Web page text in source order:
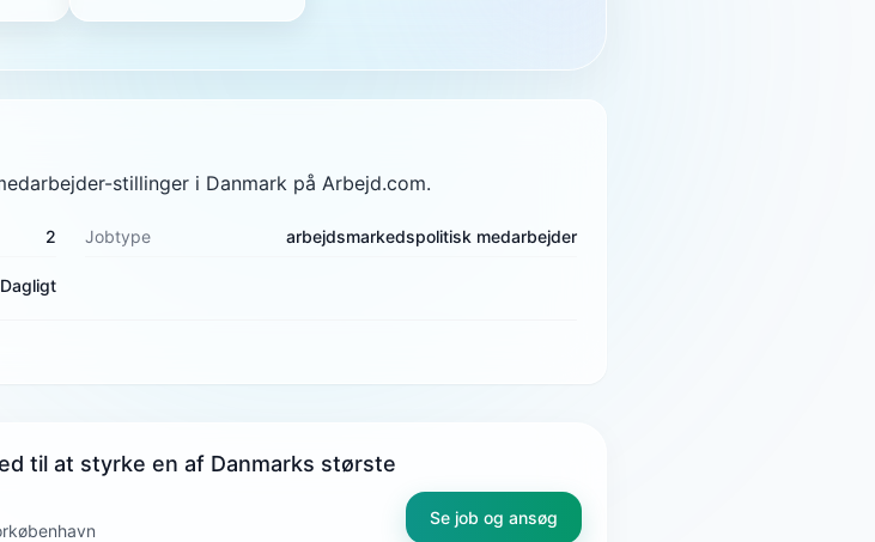
stillinger i Danmark på Arbejd.com.
2 Jobtype arbejdsmarkedspolitisk medarbejder
Dagligt
til at styrke en af Danmarks største
Se job og ansøg